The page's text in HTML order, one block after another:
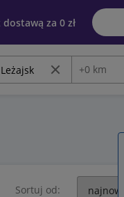
za 0 zł
Wyczyść frazę
Odległość
+0 km
Sortuj od: